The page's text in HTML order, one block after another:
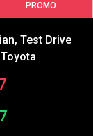
PROMO
Test Drive